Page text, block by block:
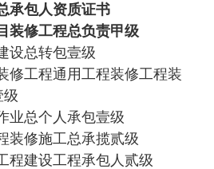
承包人资质证书
装修工程总负责甲级
设总转包壹级
修工程通用工程装修工程装
级
业总个人承包壹级
装修施工总承揽贰级
程建设工程承包人贰级